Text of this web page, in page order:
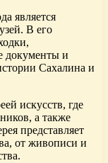
является
В его
документы и
Сахалина и
искусств, где
а также
представляет
от живописи и